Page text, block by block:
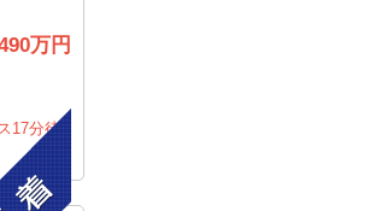
万円
17分徒